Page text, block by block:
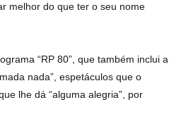
melhor do que ter o seu nome
“RP 80”, que também inclui a
nada”, espetáculos que o
lhe dá “alguma alegria”, por